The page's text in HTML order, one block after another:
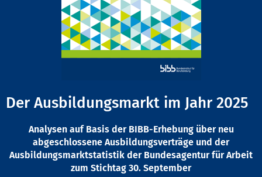
Der Ausbildungsmarkt im Jahr 2025
Analysen auf Basis der BIBB-Erhebung über neu
abgeschlossene Ausbildungsverträge und der
Ausbildungsmarktstatistik der Bundesagentur für Arbeit
zum Stichtag 30. September